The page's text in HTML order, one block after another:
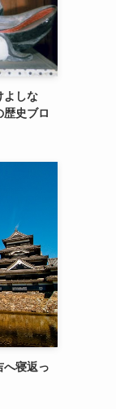
よしな
史ブロ
へ寝返っ